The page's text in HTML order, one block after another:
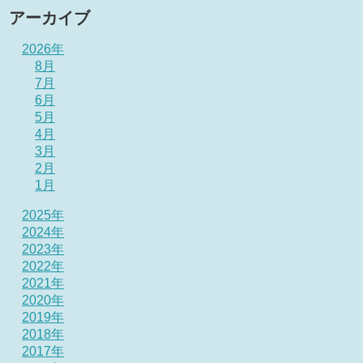
アーカイブ
2026年
8月
7月
6月
5月
4月
3月
2月
1月
2025年
2024年
2023年
2022年
2021年
2020年
2019年
2018年
2017年